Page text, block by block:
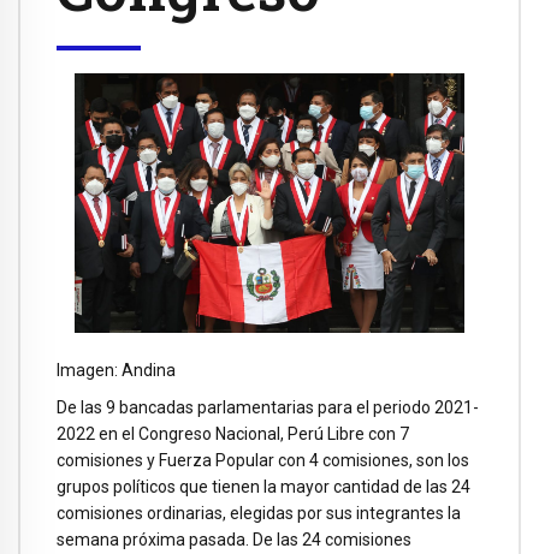
Imagen: Andina
De las 9 bancadas parlamentarias para el periodo 2021-
2022 en el Congreso Nacional, Perú Libre con 7
comisiones y Fuerza Popular con 4 comisiones, son los
grupos políticos que tienen la mayor cantidad de las 24
comisiones ordinarias, elegidas por sus integrantes la
semana próxima pasada. De las 24 comisiones